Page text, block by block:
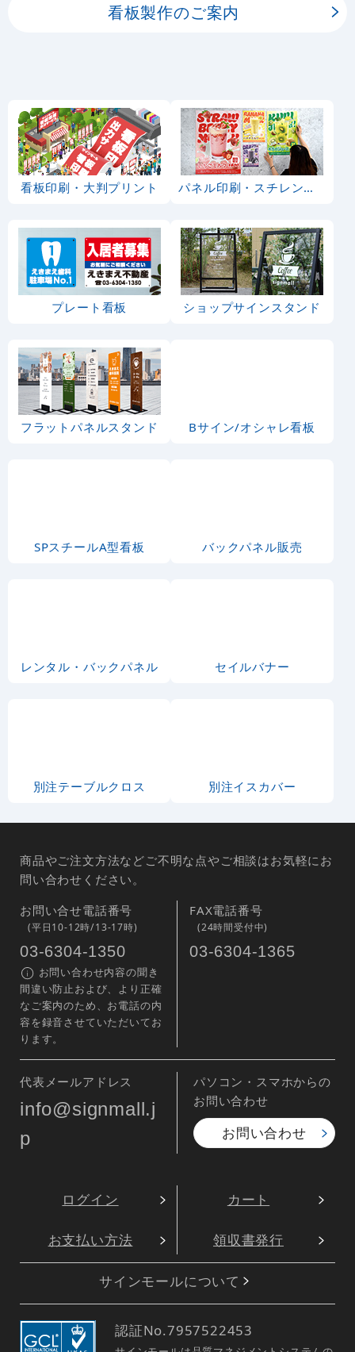
看板製作のご案内
看板印刷・大判プリント パネル印刷・スチレンボード
プレート看板 ショップサインスタンド
フラットパネルスタンド Bサイン/オシャレ看板
SPスチールA型看板 バックパネル販売
レンタル・バックパネル セイルバナー
別注テーブルクロス 別注イスカバー
商品やご注文方法などご不明な点やご相談はお気軽にお
問い合わせください。
お問い合せ電話番号
(平日10-12時/13-17時)
03-6304-1350
お問い合わせ内容の聞き
間違い防止および、より正確
なご案内のため、お電話の内
容を録音させていただいてお
ります。
FAX電話番号
(24時間受付中)
03-6304-1365
代表メールアドレス
info@signmall.j
p
パソコン・スマホからの
お問い合わせ
お問い合わせ
ログイン カート
お支払い方法 領収書発行
サインモールについて
認証No.7957522453